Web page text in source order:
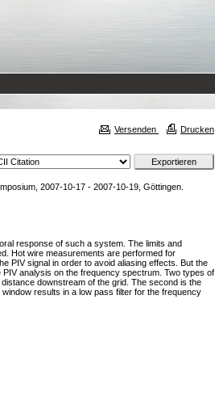
Versenden Drucken
2007-10-17 - 2007-10-19, Göttingen.
response of such a system. The limits and
Hot wire measurements are performed for
PIV signal in order to avoid aliasing effects. But the
analysis on the frequency spectrum. Two types of
downstream of the grid. The second is the
results in a low pass filter for the frequency